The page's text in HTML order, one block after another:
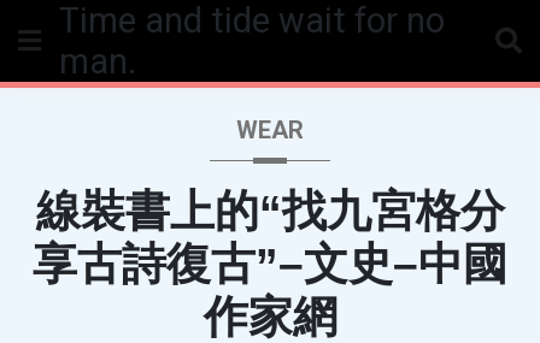
Time and tide wait for no
man.
WEAR
線裝書上的“找九宮格分
享古詩復古”–文史–中國
作家網